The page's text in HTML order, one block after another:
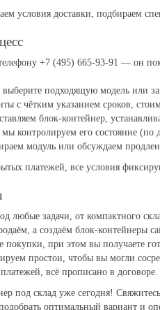
условия доставки, подбираем
+7 (495) 665-93-91 — он
выберите подходящую модель или
с чётким указанием сроков,
блок-контейнер,
контролируем его состояние (по
модуль или обсуждаем
платежей, все условия
любые задачи, от компактного
а создаём блок-контейнеры
покупки, при этом вы получаете
простои, чтобы вы могли
всё прописано в договоре.
под склад уже сегодня!
оптимальный вариант и